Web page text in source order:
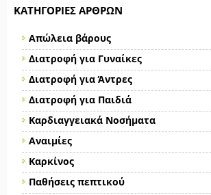
ΚΑΤΗΓΟΡΊΕΣ ΆΡΘΡΩΝ
Απώλεια βάρους
Διατροφή για Γυναίκες
Διατροφή για Άντρες
Διατροφή για Παιδιά
Καρδιαγγειακά Νοσήματα
Αναιμίες
Καρκίνος
Παθήσεις πεπτικού